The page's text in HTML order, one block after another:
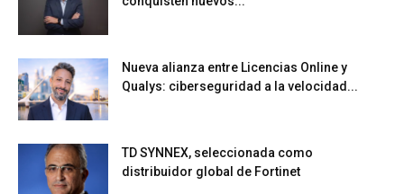
Nueva alianza entre Licencias Online y
Qualys: ciberseguridad a la velocidad...
TD SYNNEX, seleccionada como
distribuidor global de Fortinet